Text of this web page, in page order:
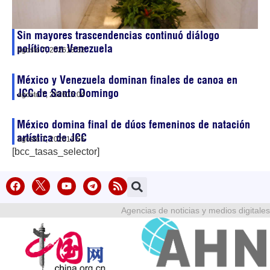
Sin mayores trascendencias continuó diálogo
político en Venezuela
agosto 7, 202618:52
México y Venezuela dominan finales de canoa en
JCC de Santo Domingo
agosto 7, 202615:04
México domina final de dúos femeninos de natación
artística de JCC
agosto 7, 202613:55
[bcc_tasas_selector]
Agencias de noticias y medios digitales